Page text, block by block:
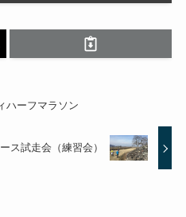
ーフマラソン
ス試走会（練習会）